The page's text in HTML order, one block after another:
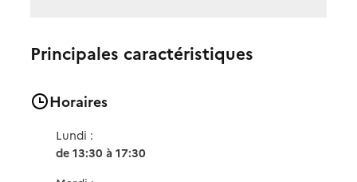
Principales caractéristiques
Horaires
Lundi :
de 13:30 à 17:30